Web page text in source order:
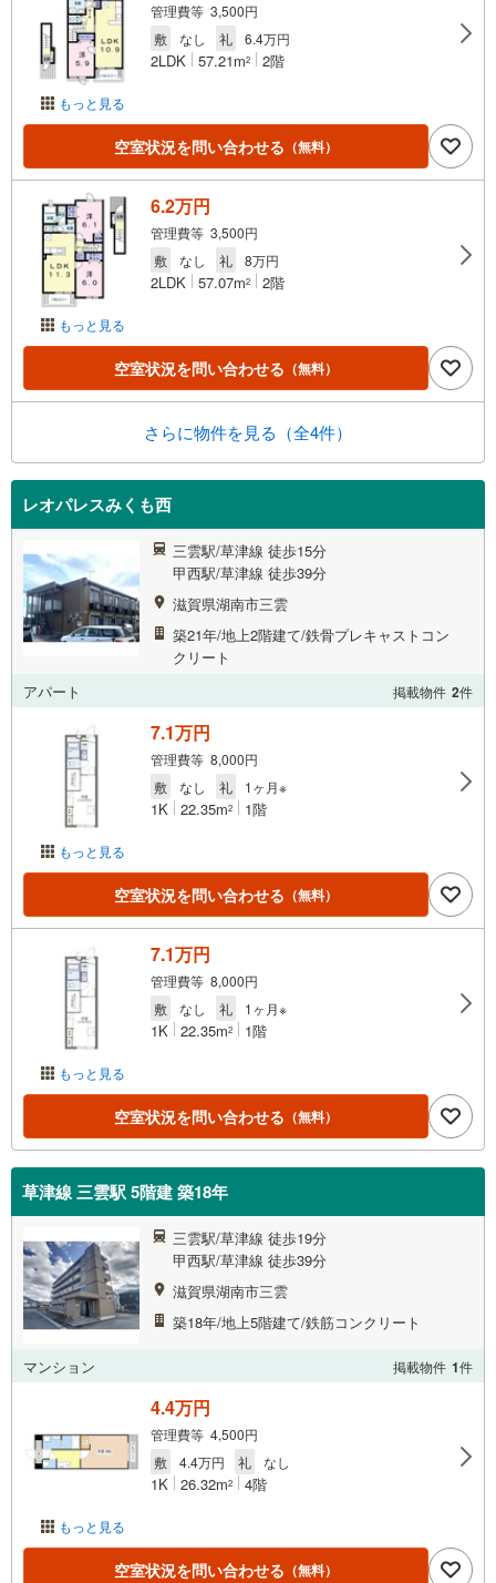
もっと見る
管理費等 3,500円
敷
なし 礼 6.4万円
2LDK 57.21m2 2階
空室状況を問い合わせる （無料）
もっと見る
6.2万円
管理費等 3,500円
敷
なし 礼 8万円
2LDK 57.07m2 2階
空室状況を問い合わせる （無料）
さらに物件を見る（全4件）
レオパレスみくも西
三雲駅/草津線 徒歩15分
甲西駅/草津線 徒歩39分
滋賀県湖南市三雲
築21年/地上2階建て/鉄骨プレキャストコン
クリート
アパート
掲載物件 2件
もっと見る
7.1万円
管理費等 8,000円
敷
なし 礼 1ヶ月※
1K 22.35m2 1階
空室状況を問い合わせる （無料）
もっと見る
7.1万円
管理費等 8,000円
敷
なし 礼 1ヶ月※
1K 22.35m2 1階
空室状況を問い合わせる （無料）
草津線 三雲駅 5階建 築18年
三雲駅/草津線 徒歩19分
甲西駅/草津線 徒歩39分
滋賀県湖南市三雲
築18年/地上5階建て/鉄筋コンクリート
マンション 掲載物件 1件
もっと見る
4.4万円
管理費等 4,500円
敷
4.4万円 礼 なし
1K 26.32m2 4階
空室状況を問い合わせる （無料）